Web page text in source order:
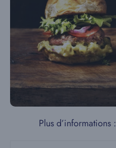
Plus d’informations :